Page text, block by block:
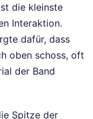
die kleinste
Interaktion.
dafür, dass
oben schoss, oft
der Band
Spitze der